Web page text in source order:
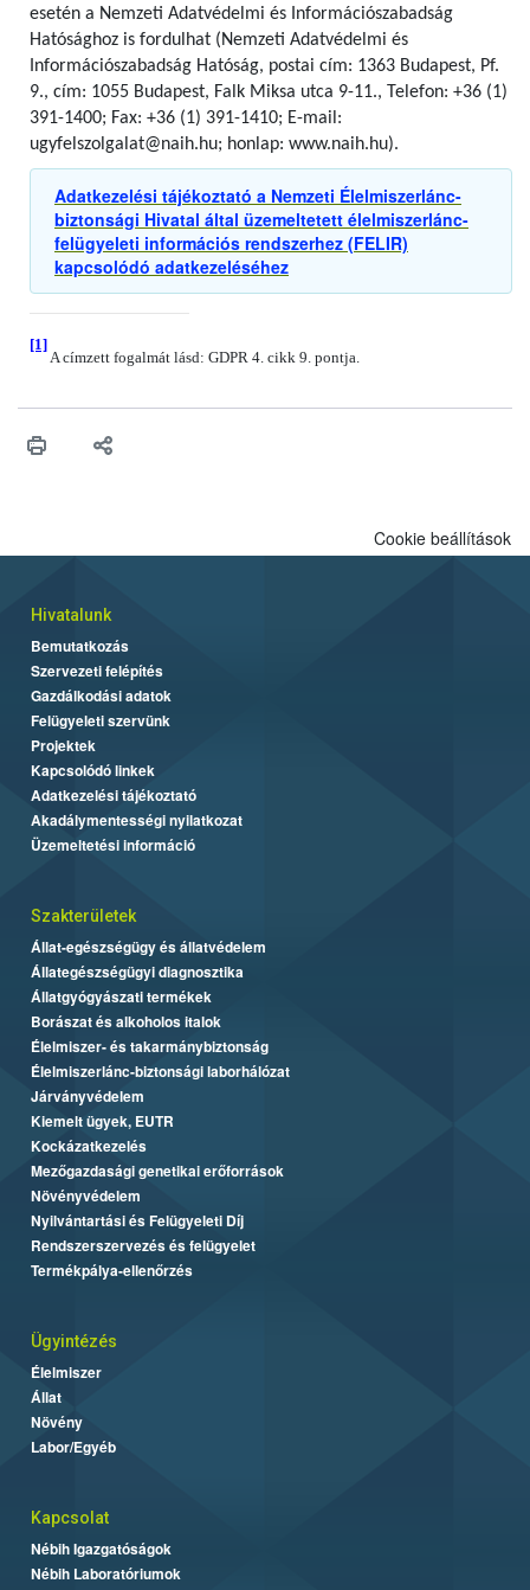
esetén a Nemzeti Adatvédelmi és Információszabadság
Hatósághoz is fordulhat (Nemzeti Adatvédelmi és
Információszabadság Hatóság, postai cím: 1363 Budapest, Pf.
9., cím: 1055 Budapest, Falk Miksa utca 9-11., Telefon: +36 (1)
391-1400; Fax: +36 (1) 391-1410; E-mail:
ugyfelszolgalat@naih.hu; honlap: www.naih.hu).
Adatkezelési tájékoztató a Nemzeti Élelmiszerlánc-
biztonsági Hivatal által üzemeltetett élelmiszerlánc-
felügyeleti információs rendszerhez (FELIR)
kapcsolódó adatkezeléséhez
[1]
A címzett fogalmát lásd: GDPR 4. cikk 9. pontja.
Cookie beállítások
Hivatalunk
Bemutatkozás
Szervezeti felépítés
Gazdálkodási adatok
Felügyeleti szervünk
Projektek
Kapcsolódó linkek
Adatkezelési tájékoztató
Akadálymentességi nyilatkozat
Üzemeltetési információ
Szakterületek
Állat-egészségügy és állatvédelem
Állategészségügyi diagnosztika
Állatgyógyászati termékek
Borászat és alkoholos italok
Élelmiszer- és takarmánybiztonság
Élelmiszerlánc-biztonsági laborhálózat
Járványvédelem
Kiemelt ügyek, EUTR
Kockázatkezelés
Mezőgazdasági genetikai erőforrások
Növényvédelem
Nyilvántartási és Felügyeleti Díj
Rendszerszervezés és felügyelet
Termékpálya-ellenőrzés
Ügyintézés
Élelmiszer
Állat
Növény
Labor/Egyéb
Kapcsolat
Nébih Igazgatóságok
Nébih Laboratóriumok